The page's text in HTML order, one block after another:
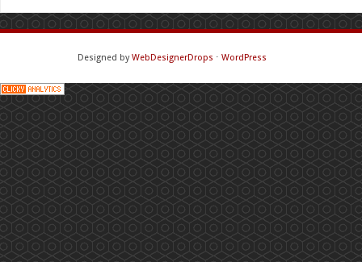
Designed byWebDesignerDrops ⋅ WordPress